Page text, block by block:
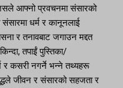
आफ्नो प्रवचनमा संसारको
धर्म र कानूनलाई
र तनावबाट जगाउन मद्दत
तपाईं पुस्तिका/
र कसरी नगर्ने भन्ने तथ्यहरू
जीवन र संसारको सहजता र